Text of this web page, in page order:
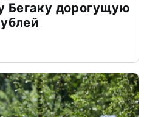
Бегаку дорогущую